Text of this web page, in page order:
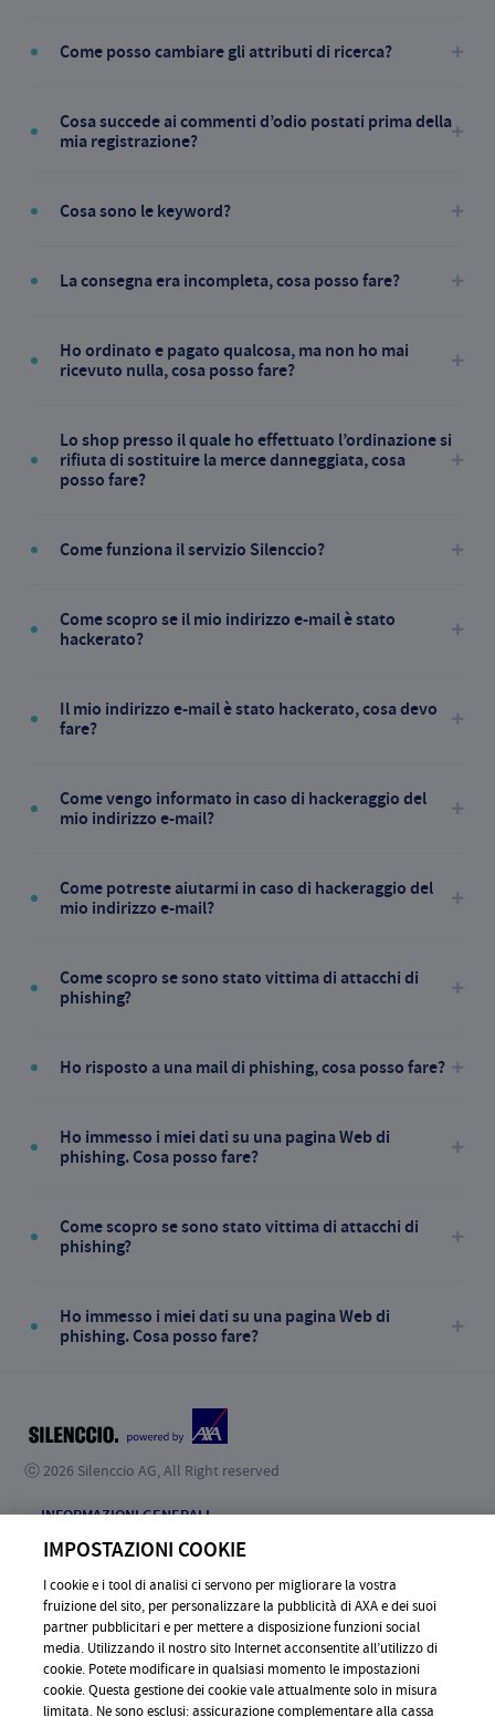
Come posso cambiare gli attributi di ricerca?
Cosa succede ai commenti d’odio postati prima della
mia registrazione?
Cosa sono le keyword?
La consegna era incompleta, cosa posso fare?
Ho ordinato e pagato qualcosa, ma non ho mai
ricevuto nulla, cosa posso fare?
Lo shop presso il quale ho effettuato l’ordinazione si
rifiuta di sostituire la merce danneggiata, cosa
posso fare?
Come funziona il servizio Silenccio?
Come scopro se il mio indirizzo e-mail è stato
hackerato?
Il mio indirizzo e-mail è stato hackerato, cosa devo
fare?
Come vengo informato in caso di hackeraggio del
mio indirizzo e-mail?
Come potreste aiutarmi in caso di hackeraggio del
mio indirizzo e-mail?
Come scopro se sono stato vittima di attacchi di
phishing?
Ho risposto a una mail di phishing, cosa posso fare?
Ho immesso i miei dati su una pagina Web di
phishing. Cosa posso fare?
Come scopro se sono stato vittima di attacchi di
phishing?
Ho immesso i miei dati su una pagina Web di
phishing. Cosa posso fare?
ⓒ 2026 Silenccio AG, All Right reserved
INFORMAZIONI GENERALI
CONTATTO
AVVERTENZE PER L’UTILIZZAZIONE
DOMANDE FREQUENTI
DISCLAIMER
IMPOSTAZIONI COOKIE
I cookie e i tool di analisi ci servono per migliorare la vostra
fruizione del sito, per personalizzare la pubblicità di AXA e dei suoi
partner pubblicitari e per mettere a disposizione funzioni social
media. Utilizzando il nostro sito Internet acconsentite all’utilizzo di
cookie. Potete modificare in qualsiasi momento le impostazioni
cookie. Questa gestione dei cookie vale attualmente solo in misura
limitata. Ne sono esclusi: assicurazione complementare alla cassa